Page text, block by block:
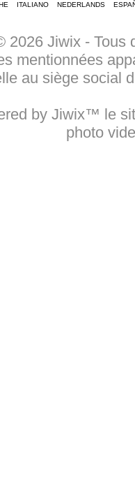
ITALIANO NEDERLANDS
2026 Jiwix - Tous
mentionnées
au siège social
by Jiwix™ le
photo